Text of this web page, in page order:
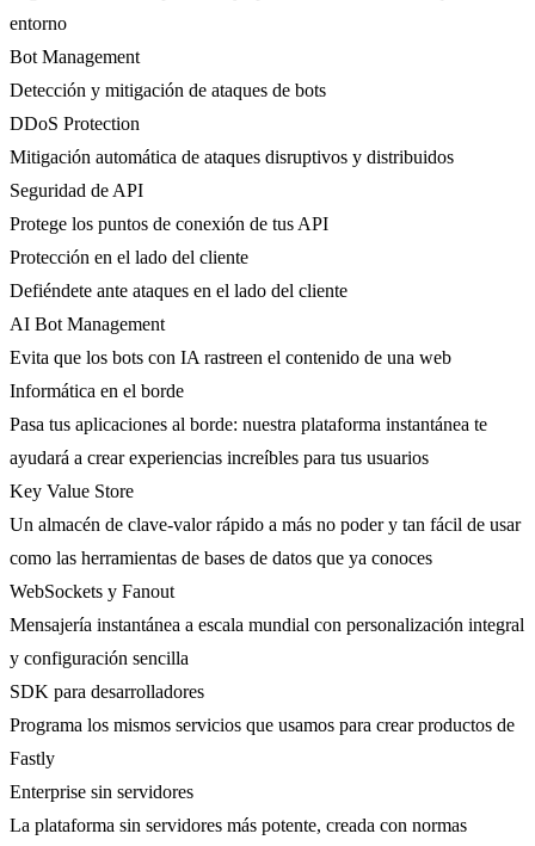
entorno
Bot Management
Detección y mitigación de ataques de bots
DDoS Protection
Mitigación automática de ataques disruptivos y distribuidos
Seguridad de API
Protege los puntos de conexión de tus API
Protección en el lado del cliente
Defiéndete ante ataques en el lado del cliente
AI Bot Management
Evita que los bots con IA rastreen el contenido de una web
Informática en el borde
Pasa tus aplicaciones al borde: nuestra plataforma instantánea te
ayudará a crear experiencias increíbles para tus usuarios
Key Value Store
Un almacén de clave-valor rápido a más no poder y tan fácil de usar
como las herramientas de bases de datos que ya conoces
WebSockets y Fanout
Mensajería instantánea a escala mundial con personalización integral
y configuración sencilla
SDK para desarrolladores
Programa los mismos servicios que usamos para crear productos de
Fastly
Enterprise sin servidores
La plataforma sin servidores más potente, creada con normas